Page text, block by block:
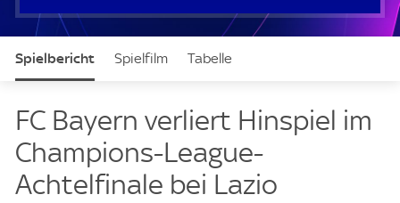
t
e
u
Spielbericht Spielfilm Tabelle
FC Bayern verliert Hinspiel im
Champions-League-
Achtelfinale bei Lazio